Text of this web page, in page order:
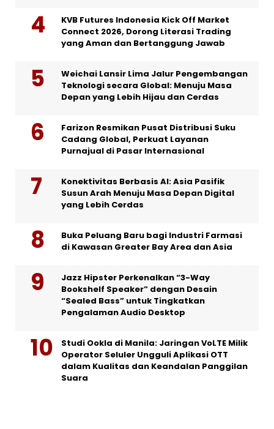
KVB Futures Indonesia Kick Off Market
Connect 2026, Dorong Literasi Trading
yang Aman dan Bertanggung Jawab
Weichai Lansir Lima Jalur Pengembangan
Teknologi secara Global: Menuju Masa
Depan yang Lebih Hijau dan Cerdas
Farizon Resmikan Pusat Distribusi Suku
Cadang Global, Perkuat Layanan
Purnajual di Pasar Internasional
Konektivitas Berbasis AI: Asia Pasifik
Susun Arah Menuju Masa Depan Digital
yang Lebih Cerdas
Buka Peluang Baru bagi Industri Farmasi
di Kawasan Greater Bay Area dan Asia
Jazz Hipster Perkenalkan “3-Way
Bookshelf Speaker” dengan Desain
“Sealed Bass” untuk Tingkatkan
Pengalaman Audio Desktop
Studi Ookla di Manila: Jaringan VoLTE Milik
Operator Seluler Ungguli Aplikasi OTT
dalam Kualitas dan Keandalan Panggilan
Suara